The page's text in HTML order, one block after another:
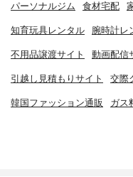
パーソナルジム 食材宅配
知育玩具レンタル 腕時計レ
不用品譲渡サイト 動画配信
引越し見積もりサイト 交際
韓国ファッション通販 ガス